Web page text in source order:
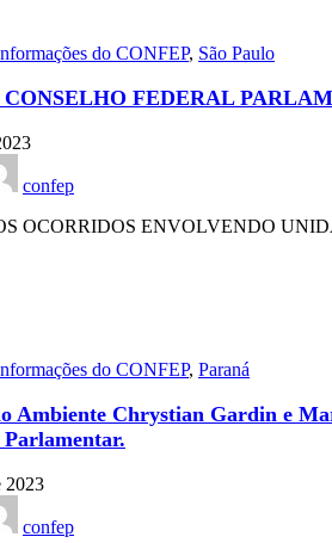
do CONFEP, São Paulo
FEDERAL
confep
OCORRIDOS ENVOLVENDO
do CONFEP, Paraná
Ambiente Chrystian Gardin e
2023
confep